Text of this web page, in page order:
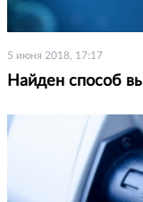
5 июня 2018, 17:17
Найден способ